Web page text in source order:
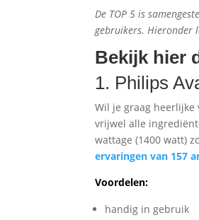
De TOP 5 is
gebruikers. Hieronder
Bekijk hier
1. Philips
Wil je graag
vrijwel alle
wattage (1400 watt)
ervaringen van 157
Voordelen:
handig in gebruik